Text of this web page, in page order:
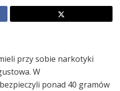
przy sobie narkotyki
W
ponad 40 gramów